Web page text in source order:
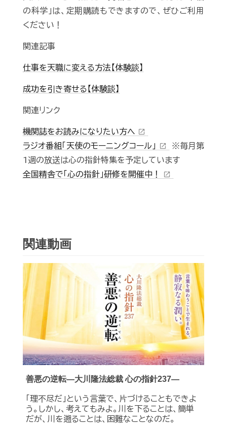
の科学」は、定期購読もできますので、ぜひご利用
ください！
関連記事
仕事を天職に変える方法【体験談】
成功を引き寄せる【体験談】
関連リンク
機関誌をお読みになりたい方へ open_in_new
ラジオ番組「天使のモーニングコール」 open_in_new
※毎月第
1週の放送は心の指針特集を予定しています
全国精舎で「心の指針」研修を開催中！
open_in_new
関連動画
善悪の逆転―大川隆法総裁 心の指針237―
「理不尽だ」という言葉で、片づけることもできよ
う。しかし、考えてもみよ。川を下ることは、簡単
だが、川を遡ることは、困難なことなのだ。